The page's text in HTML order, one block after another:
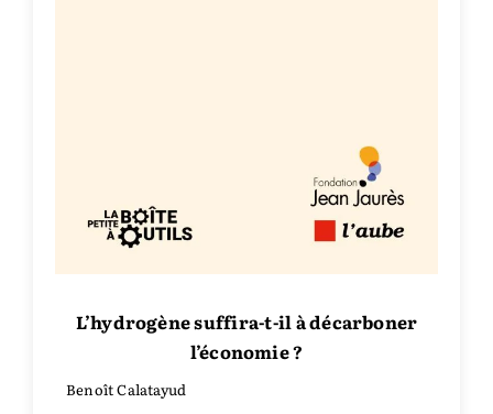
L’hydrogène suffira-t-il à décarboner
l’économie ?
Benoît Calatayud